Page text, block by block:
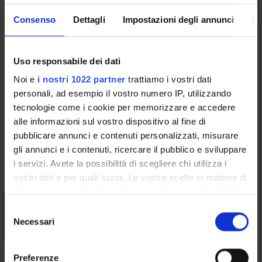
Consenso Dettagli Impostazioni degli annunci
Uso responsabile dei dati
Noi e i nostri 1022 partner trattiamo i vostri dati
personali, ad esempio il vostro numero IP, utilizzando
tecnologie come i cookie per memorizzare e accedere
alle informazioni sul vostro dispositivo al fine di
pubblicare annunci e contenuti personalizzati, misurare
gli annunci e i contenuti, ricercare il pubblico e sviluppare
i servizi. Avete la possibilità di scegliere chi utilizza i
vostri dati e per quali scopi. Le vostre scelte in materia di
modificare o revocare il proprio consenso in qualsiasi
momento dalla Dichiarazione sui cookie o facendo clic
Necessari
Preferenze
V.3 Segue: la conservazione dei beni culturali.
V.4. Segue: le sanzioni per inosservanza delle norme per la
protezione e la conservazione dei beni culturali.
V.5. Segue: la non dispersione giuridica e la non dispersione
materiale dei beni culturali.
V.6. Segue: Il problema del rapporto fra tutela dei beni culturali
e proprietà privata.
V.7. I c.d. acquisti coattivi.
Bibliografia
Vai alla bibliografia
Sistema Bibliotecario mette a disposizione per recuperare i
testi in programma d'esame in modo semplice e innovativo.